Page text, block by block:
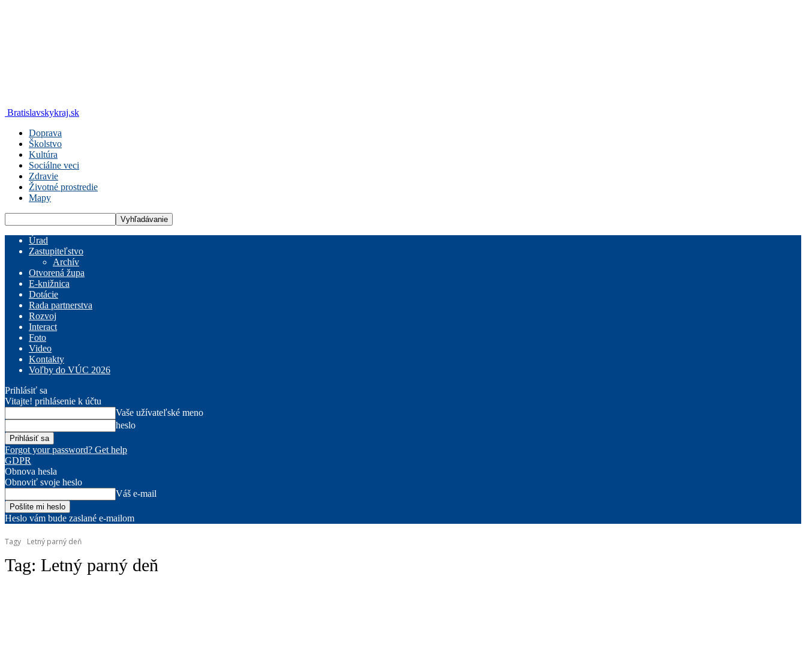
Bratislavskykraj.sk
Doprava
Školstvo
Kultúra
Sociálne veci
Zdravie
Životné prostredie
Mapy
Úrad
Zastupiteľstvo
Archív
Otvorená župa
E-knižnica
Dotácie
Rada partnerstva
Rozvoj
Interact
Foto
Video
Kontakty
Voľby do VÚC 2026
Prihlásiť sa
Vitajte! prihlásenie k účtu
Vaše užívateľské meno
heslo
Forgot your password? Get help
GDPR
Obnova hesla
Obnoviť svoje heslo
Váš e-mail
Heslo vám bude zaslané e-mailom
Tagy Letný parný deň
Tag: Letný parný deň